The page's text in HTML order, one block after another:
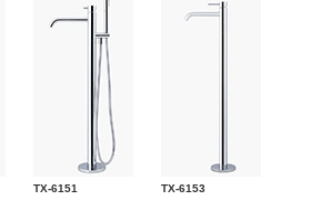
TX-6151
TX-6153